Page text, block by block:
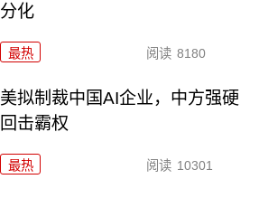
分化
最热 阅读 8180
美拟制裁中国AI企业，中方强硬
回击霸权
最热 阅读 10301